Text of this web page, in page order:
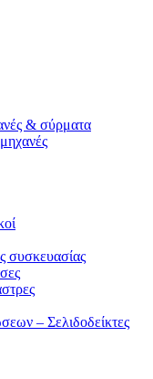
& σύρματα
συσκευασίας
– Σελιδοδείκτες